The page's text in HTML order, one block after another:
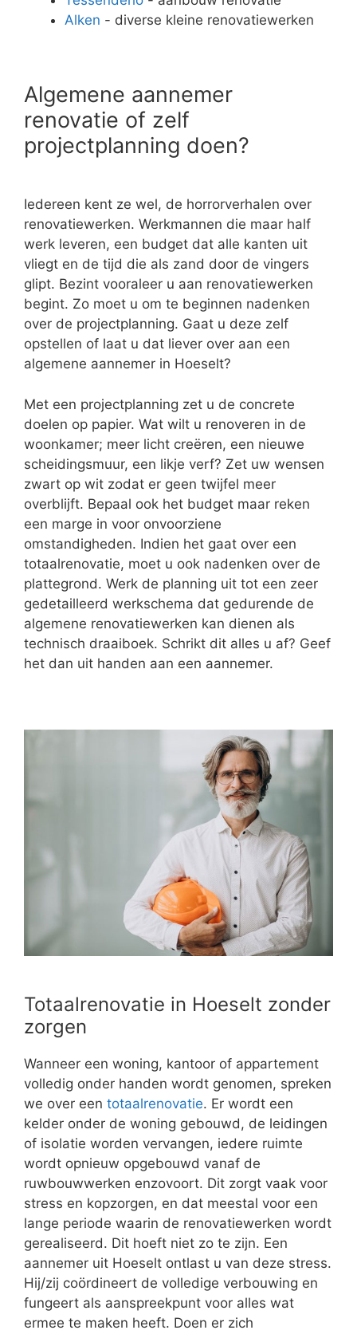
Alken - diverse kleine renovatiewerken
Algemene aannemer
renovatie of zelf
projectplanning doen?
Iedereen kent ze wel, de horrorverhalen over
renovatiewerken. Werkmannen die maar half
werk leveren, een budget dat alle kanten uit
vliegt en de tijd die als zand door de vingers
glipt. Bezint vooraleer u aan renovatiewerken
begint. Zo moet u om te beginnen nadenken
over de projectplanning. Gaat u deze zelf
opstellen of laat u dat liever over aan een
algemene aannemer in Hoeselt?
Met een projectplanning zet u de concrete
doelen op papier. Wat wilt u renoveren in de
woonkamer; meer licht creëren, een nieuwe
scheidingsmuur, een likje verf? Zet uw wensen
zwart op wit zodat er geen twijfel meer
overblijft. Bepaal ook het budget maar reken
een marge in voor onvoorziene
omstandigheden. Indien het gaat over een
totaalrenovatie, moet u ook nadenken over de
plattegrond. Werk de planning uit tot een zeer
gedetailleerd werkschema dat gedurende de
algemene renovatiewerken kan dienen als
technisch draaiboek. Schrikt dit alles u af? Geef
het dan uit handen aan een aannemer.
Totaalrenovatie in Hoeselt zonder
zorgen
Wanneer een woning, kantoor of appartement
volledig onder handen wordt genomen, spreken
we over een totaalrenovatie. Er wordt een
kelder onder de woning gebouwd, de leidingen
of isolatie worden vervangen, iedere ruimte
wordt opnieuw opgebouwd vanaf de
ruwbouwwerken enzovoort. Dit zorgt vaak voor
stress en kopzorgen, en dat meestal voor een
lange periode waarin de renovatiewerken wordt
gerealiseerd. Dit hoeft niet zo te zijn. Een
aannemer uit Hoeselt ontlast u van deze stress.
Hij/zij coördineert de volledige verbouwing en
fungeert als aanspreekpunt voor alles wat
ermee te maken heeft. Doen er zich